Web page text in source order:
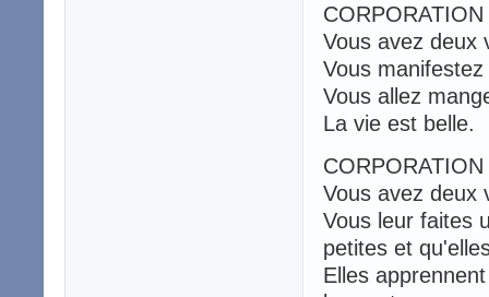
Vous avez deux
Vous
Vous allez
La vie est belle.
Vous avez deux
Vous leur faites
petites et
Elles